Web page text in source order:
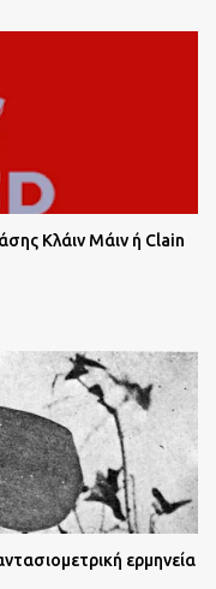
Κλάιν Μάιν ή Clain
ερμηνεία